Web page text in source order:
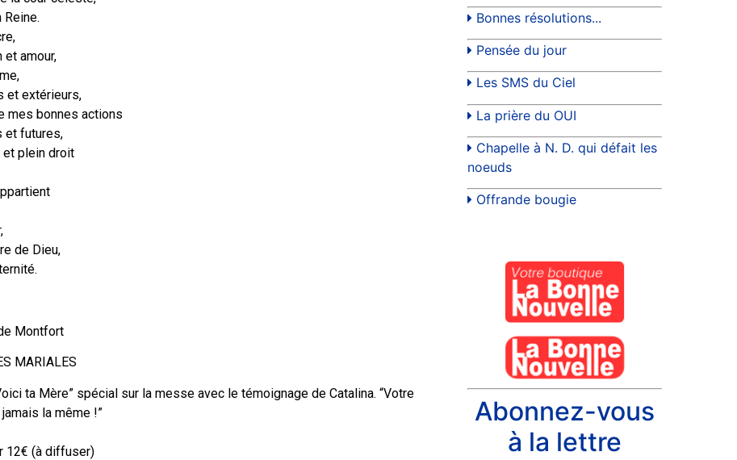
Reine.
et amour,
et extérieurs,
mes bonnes actions
et futures,
et plein droit
de Dieu,
Montfort
MARIALES
ta Mère” spécial sur la messe avec le témoignage de Catalina. “Votre
la même !”
12€ (à diffuser)
Bonnes résolutions...
Pensée du jour
Les SMS du Ciel
La prière du OUI
Chapelle à N. D. qui défait les
noeuds
Offrande bougie
Abonnez-vous
à la lettre